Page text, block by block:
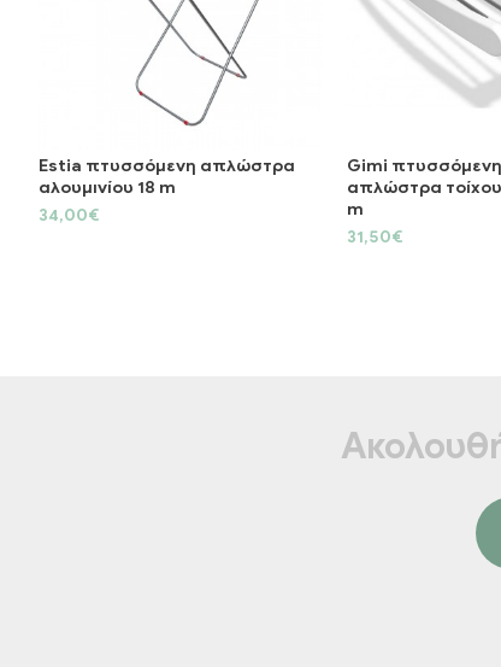
Estia πτυσσόμενη απλώστρα
αλουμινίου 18 m
34,00€
Gimi
απλώστρα
m
31,50€